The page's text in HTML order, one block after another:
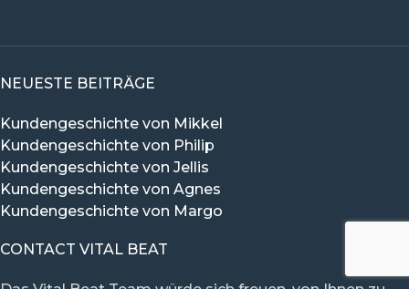
NEUESTE BEITRÄGE
Kundengeschichte von Mikkel
Kundengeschichte von Philip
Kundengeschichte von Jellis
Kundengeschichte von Agnes
Kundengeschichte von Margo
CONTACT VITAL BEAT